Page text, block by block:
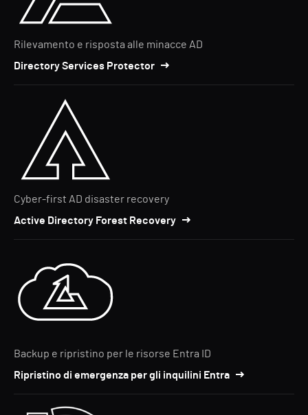
Rilevamento e risposta alle minacce AD
Directory Services Protector
Cyber-first AD disaster recovery
Active Directory Forest Recovery
Backup e ripristino per le risorse Entra ID
Ripristino di emergenza per gli inquilini Entra